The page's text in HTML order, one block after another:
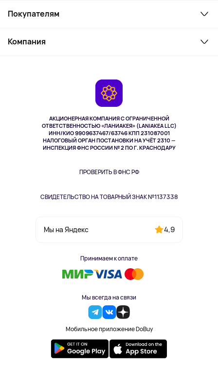
АКЦИОНЕРНАЯ КОМПАНИЯ С ОГРАНИЧЕННОЙ
ОТВЕТСТВЕННОСТЬЮ «ЛАНИАКЕЯ» (LANIAKEA LLC)
ИНН/КИО 9909637467/63746 КПП 231087001
НАЛОГОВЫЙ ОРГАН ПОСТАНОВКИ НА УЧЁТ 2310 —
ИНСПЕКЦИЯ ФНС РОССИИ № 2 ПО Г. КРАСНОДАРУ
ПРОВЕРИТЬ В ФНС РФ
СВИДЕТЕЛЬСТВО НА ТОВАРНЫЙ ЗНАК №1137338
Мы на Яндекс 4,9
Принимаем к оплате
Мы всегда на связи
Мобильное приложение DoBuy
Ноутбуки, мониторы, VR
Косметика и уход
Здоровье питомцев
Одежда и аксессуары
Покупателям
Как заказать
Компания